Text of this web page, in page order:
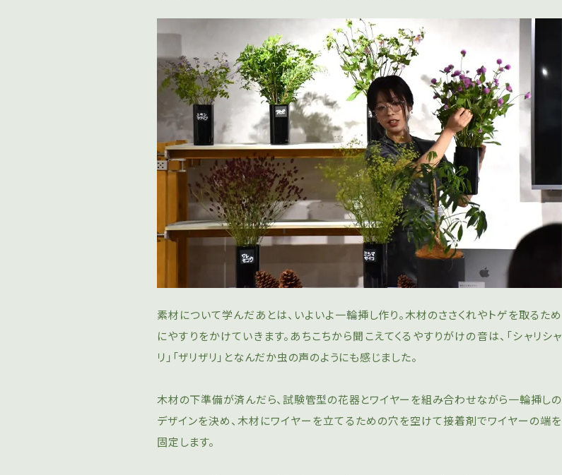
素材について学んだあとは、いよいよ一輪挿し作り。木材のささくれやトゲを取るため
にやすりをかけていきます。あちこちから聞こえてくるやすりがけの音は、「シャリシャ
リ」「ザリザリ」となんだか虫の声のようにも感じました。
木材の下準備が済んだら、試験管型の花器とワイヤーを組み合わせながら一輪挿しの
デザインを決め、木材にワイヤーを立てるための穴を空けて接着剤でワイヤーの端を
固定します。